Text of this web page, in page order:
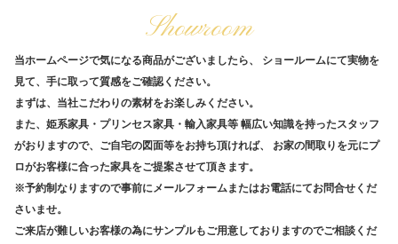
Showroom
当ホームページで気になる商品がございましたら、
ショールームにて実物を
見て、手に取って質感をご確認ください。
まずは、当社こだわりの素材をお楽しみください。
また、姫系家具・プリンセス家具・輸入家具等 幅広い知識を持ったスタッフ
がおりますので、ご自宅の図面等をお持ち頂ければ、
お家の間取りを元にプ
ロがお客様に合った家具をご提案させて頂きます。
※予約制なりますので事前にメールフォームまたはお電話にてお問合せくだ
さいませ。
ご来店が難しいお客様の為にサンプルもご用意しておりますのでご相談くだ